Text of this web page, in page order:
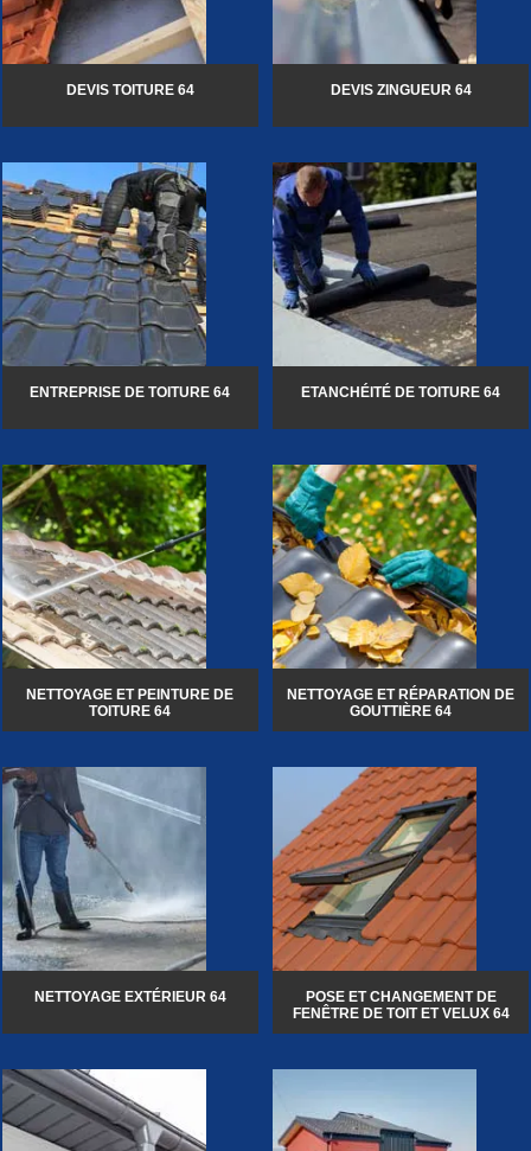
DEVIS TOITURE 64 DEVIS ZINGUEUR 64
ENTREPRISE DE TOITURE 64 ETANCHÉITÉ DE TOITURE 64
NETTOYAGE ET PEINTURE DE
TOITURE 64
NETTOYAGE ET RÉPARATION DE
GOUTTIÈRE 64
NETTOYAGE EXTÉRIEUR 64
POSE ET CHANGEMENT DE
FENÊTRE DE TOIT ET VELUX 64